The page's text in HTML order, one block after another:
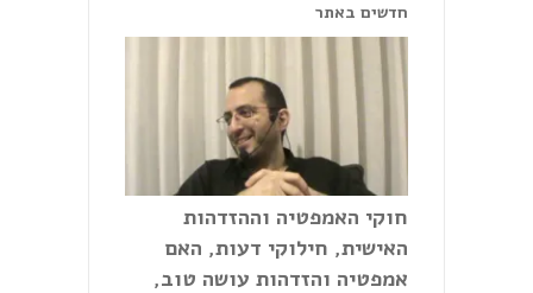
חדשים באתר
חוקי האמפטיה וההזדהות
האישית, חילוקי דעות, האם
אמפטיה והזדהות עושה טוב,